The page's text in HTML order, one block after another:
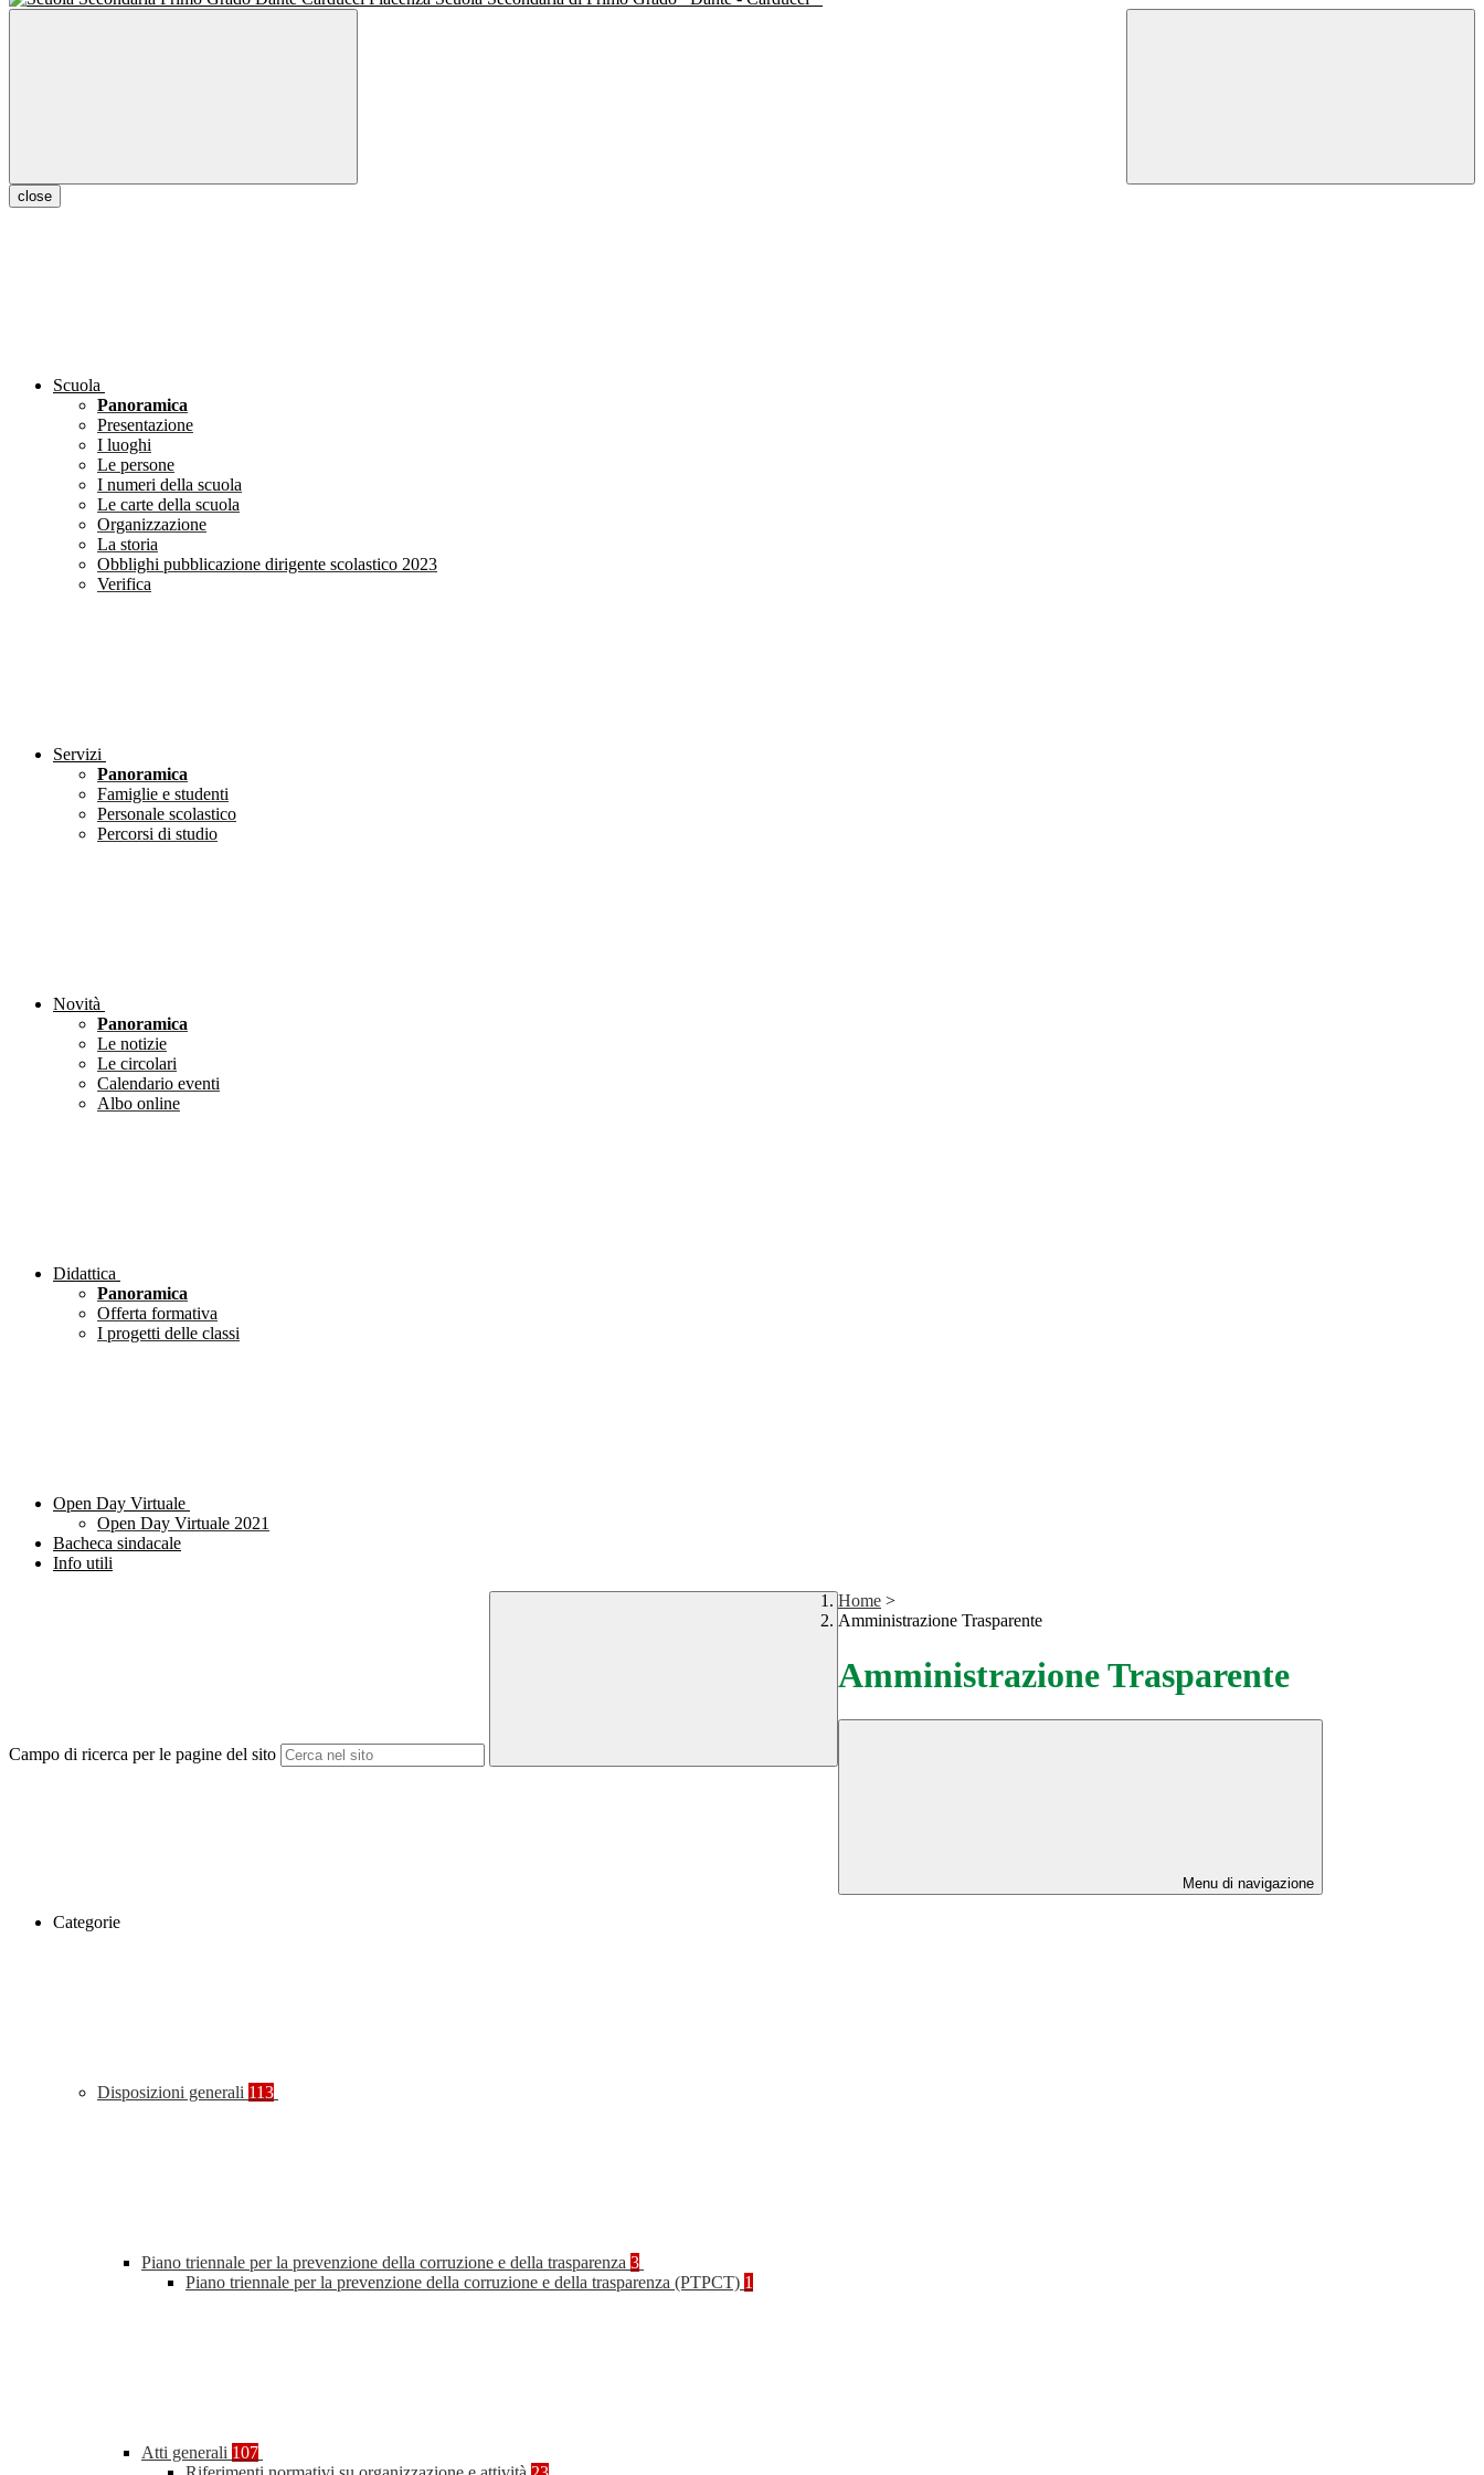
close
Scuola
Panoramica
Presentazione
I luoghi
Le persone
I numeri della scuola
Le carte della scuola
Organizzazione
La storia
Obblighi pubblicazione dirigente scolastico 2023
Verifica
Servizi
Panoramica
Famiglie e studenti
Personale scolastico
Percorsi di studio
Novità
Panoramica
Le notizie
Le circolari
Calendario eventi
Albo online
Didattica
Panoramica
Offerta formativa
I progetti delle classi
Open Day Virtuale
Open Day Virtuale 2021
Bacheca sindacale
Info utili
Campo di ricerca per le pagine del sito
Home >
Amministrazione Trasparente
Amministrazione Trasparente
Menu di navigazione
Categorie
Disposizioni generali 113
Piano triennale per la prevenzione della corruzione e della trasparenza 3
Piano triennale per la prevenzione della corruzione e della trasparenza (PTPCT) 1
Atti generali 107